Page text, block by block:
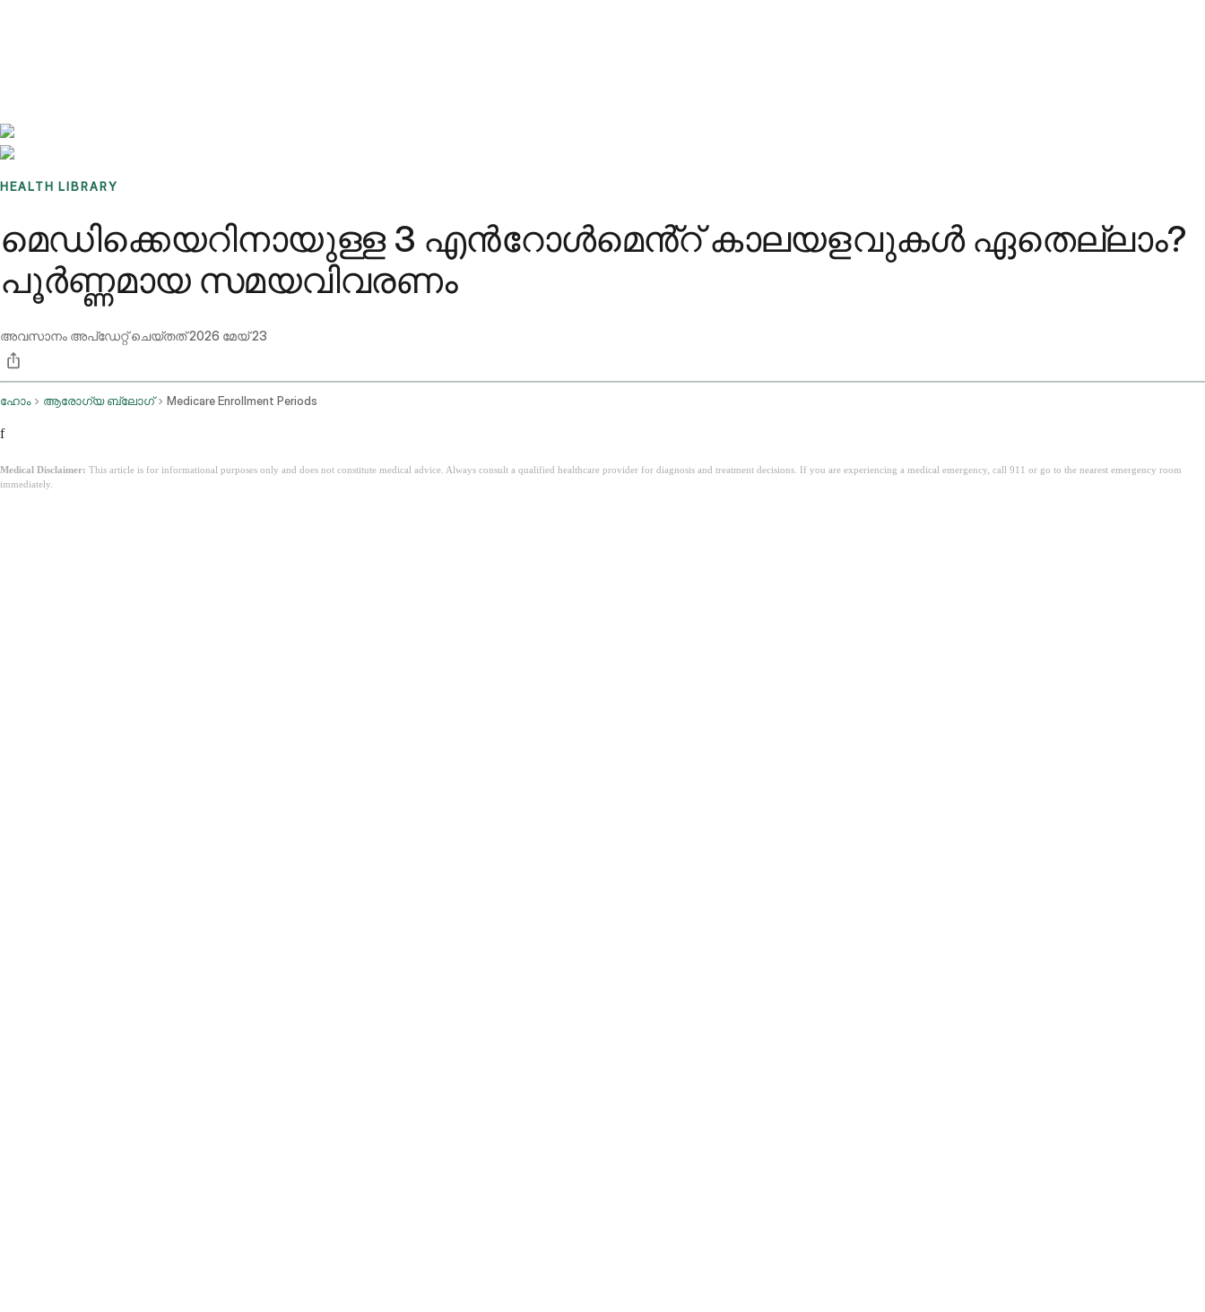
HEALTH LIBRARY
മെഡിക്കെയറിനായുള്ള 3 എൻറോൾമെൻ്റ് കാലയളവുകൾ ഏതെല്ലാം?
പൂർണ്ണമായ സമയവിവരണം
അവസാനം അപ്ഡേറ്റ് ചെയ്തത്2026 മേയ് 23
ഹോം ആരോഗ്യ ബ്ലോഗ് Medicare Enrollment Periods
f
Medical Disclaimer: This article is for informational purposes only and does not constitute medical advice. Always consult a qualified healthcare provider for diagnosis and treatment decisions. If you are experiencing a medical emergency, call 911 or go to the nearest emergency room
immediately.